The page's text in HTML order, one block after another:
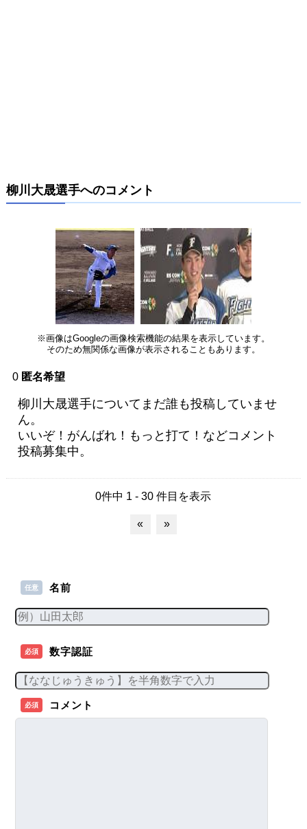
柳川大晟選手へのコメント
※画像はGoogleの画像検索機能の結果を表示しています。
そのため無関係な画像が表示されることもあります。
0 匿名希望
柳川大晟選手についてまだ誰も投稿していませ
ん。
いいぞ！がんばれ！もっと打て！などコメント
投稿募集中。
0件中 1 - 30 件目を表示
« »
任意 名前
必須 数字認証
必須 コメント